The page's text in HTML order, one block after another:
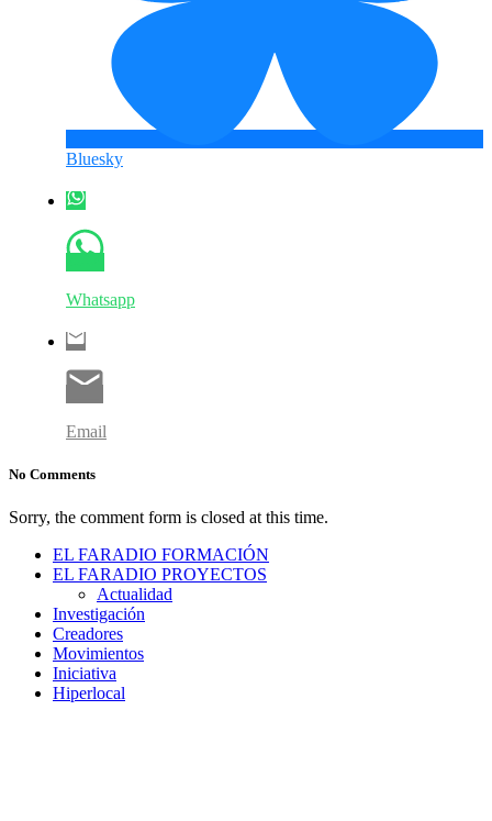
Bluesky
Whatsapp
Email
No Comments
Sorry, the comment form is closed at this time.
EL FARADIO FORMACIÓN
EL FARADIO PROYECTOS
Actualidad
Investigación
Creadores
Movimientos
Iniciativa
Hiperlocal